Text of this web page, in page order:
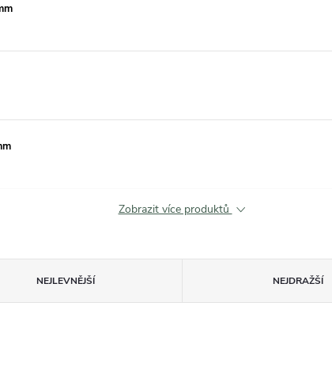
Zobrazit více produktů
NEJLEVNĚJŠÍ NEJDRAŽŠÍ